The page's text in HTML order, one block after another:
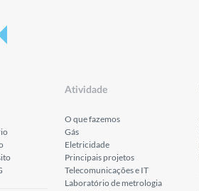
Atividade
O que fazemos
Gás
Eletricidade
Principais projetos
Telecomunicações e IT
Laboratório de metrologia